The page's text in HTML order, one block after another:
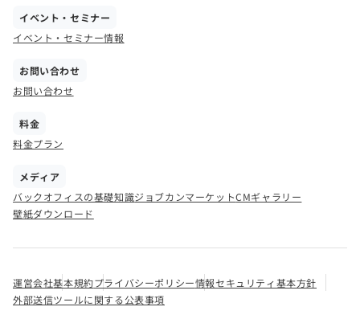
イベント・セミナー
イベント・セミナー情報
お問い合わせ
お問い合わせ
料金
料金プラン
メディア
バックオフィスの基礎知識ジョブカンマーケットCMギャラリー
壁紙ダウンロード
運営会社基本規約プライバシーポリシー情報セキュリティ基本方針
外部送信ツールに関する公表事項